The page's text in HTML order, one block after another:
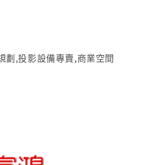
劃,投影設備專賣,商業空間